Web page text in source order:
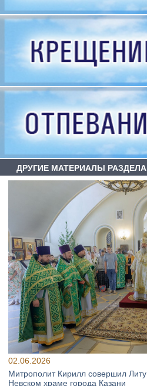
ДРУГИЕ МАТЕРИАЛЫ РАЗДЕЛА
02.06.2026
Митрополит Кирилл совершил
Невском храме города Казани